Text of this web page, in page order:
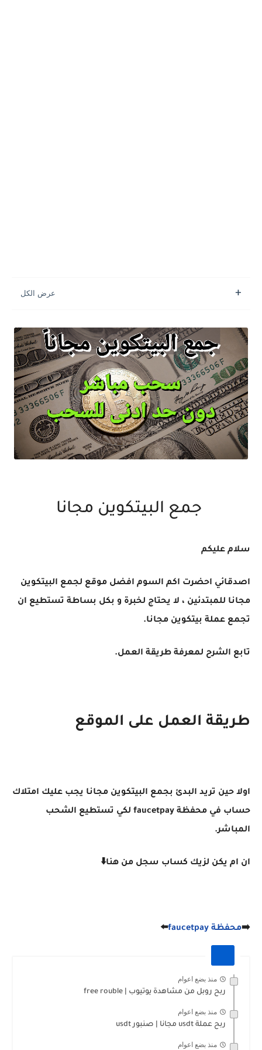
جمع البيتكوين مجانا
سلام عليكم
اصدقائي احضرت اكم السوم افضل موقع لجمع البيتكوين
مجانا للمبتدئين ، لا يحتاج لخبرة و بكل بساطة تستطيع ان
تجمع عملة بيتكوين مجانا.
تابع الشرح لمعرفة طريقة العمل.
طريقة العمل على الموقع
اولا حين تريد البدئ بجمع البيتكوين مجانا يجب عليك امتلاك
حساب في محفظة faucetpay لكي تستطيع الشحب
المباشر.
ان ام يكن لزيك كساب سجل من هنا⬇️
➡️محفظة faucetpay ⬅️
منذ بضع اعوام
ربح روبل من مشاهدة يوتيوب | free rouble
منذ بضع اعوام
ربح عملة usdt مجانا | صنبور usdt
منذ بضع اعوام